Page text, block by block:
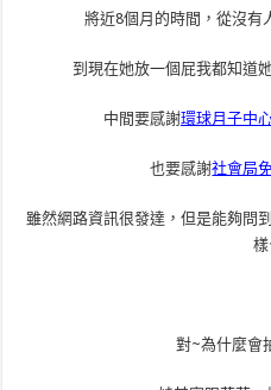
將近8個月的時間，從沒有
到現在她放一個屁我都知道
中間要感謝環球月子中
也要感謝社會局
雖然網路資訊很發達，但是能夠問
樣
對~為什麼會